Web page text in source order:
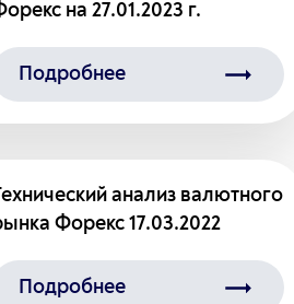
на 27.01.2023 г.
Подробнее
анализ валютного
Форекс 17.03.2022
Подробнее